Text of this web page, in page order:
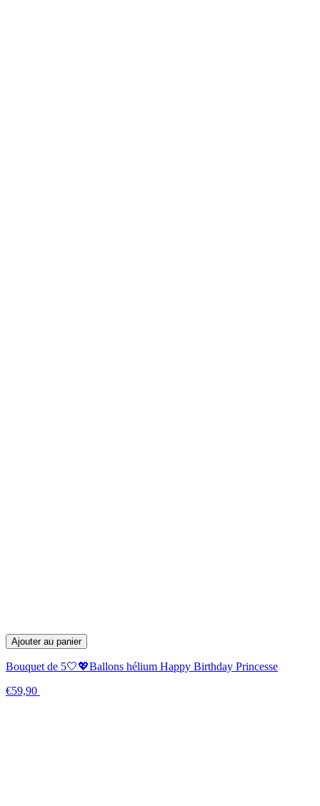
Ajouter au panier
Bouquet de 5🤍💖Ballons hélium Happy Birthday Princesse
€59,90